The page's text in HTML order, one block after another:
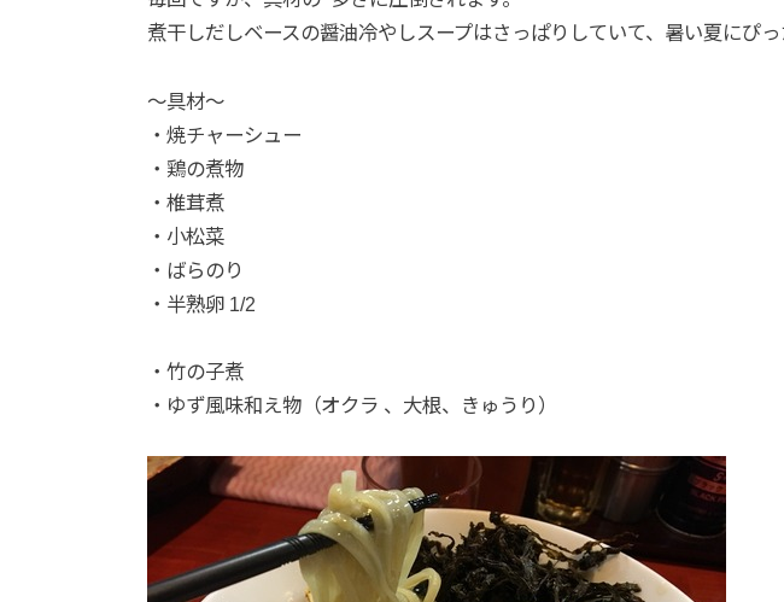
煮干しだしベースの醤油冷やしスープはさっぱりしていて、暑い夏にぴっ
〜具材〜
・焼チャーシュー
・鶏の煮物
・椎茸煮
・小松菜
・ばらのり
・半熟卵 1/2
・竹の子煮
・ゆず風味和え物（オクラ 、大根、きゅうり）